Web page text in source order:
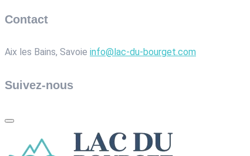
Contact
Aix les Bains, Savoie info@lac-du-bourget.com
Suivez-nous